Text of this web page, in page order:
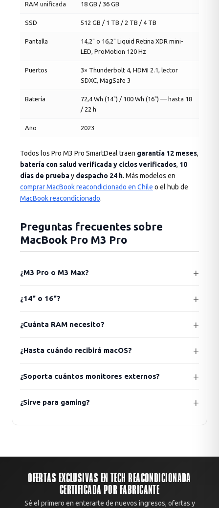
RAM unificada 18 GB / 36 GB
SSD 512 GB / 1 TB / 2 TB / 4 TB
Pantalla
14,2" o 16,2" Liquid Retina XDR mini-
LED, ProMotion 120 Hz
Puertos
3× Thunderbolt 4, HDMI 2.1, lector
SDXC, MagSafe 3
Batería
72,4 Wh (14") / 100 Wh (16") — hasta 18
/ 22 h
Año 2023
Todos los Pro M3 Pro SmartDeal traen garantía 12 meses,
batería con salud verificada y ciclos verificados, 10
días de pruebay despacho 24 h. Más modelos en
comprar MacBook reacondicionado en Chile o el hub de
MacBook reacondicionado.
Preguntas frecuentes sobre
MacBook Pro M3 Pro
¿M3 Pro o M3 Max?
¿14" o 16"?
¿Cuánta RAM necesito?
¿Hasta cuándo recibirá macOS?
¿Soporta cuántos monitores externos?
¿Sirve para gaming?
OFERTAS EXCLUSIVAS EN TECH REACONDICIONADA
CERTIFICADA POR FABRICANTE
Sé el primero en enterarte de nuevos ingresos, ofertas y